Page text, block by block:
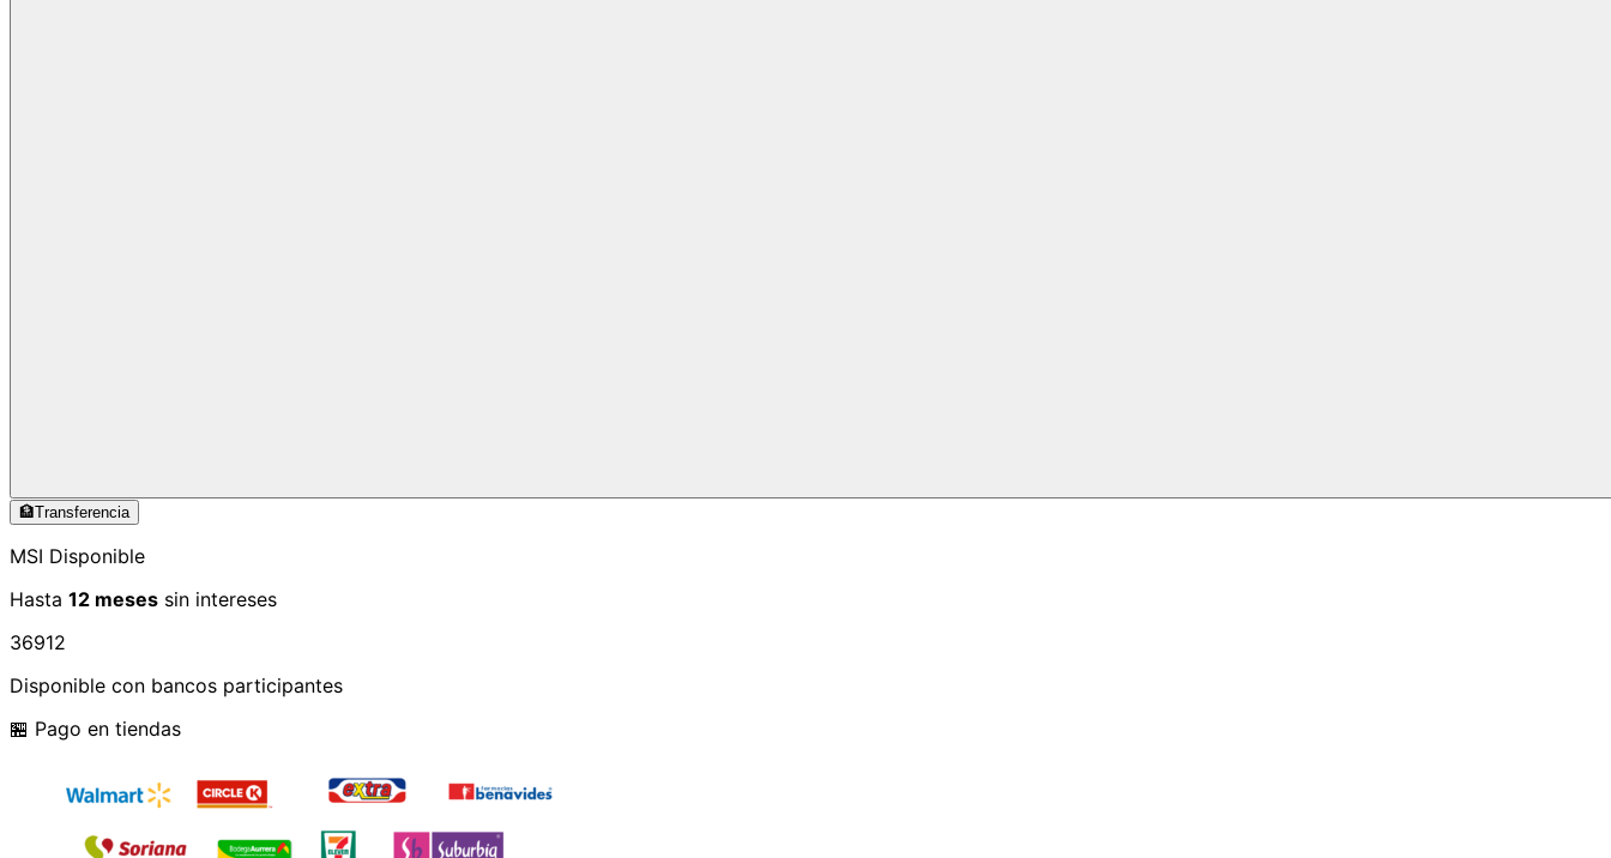
🏦Transferencia
MSI Disponible
Hasta 12 meses sin intereses
36912
Disponible con bancos participantes
🏪 Pago en tiendas